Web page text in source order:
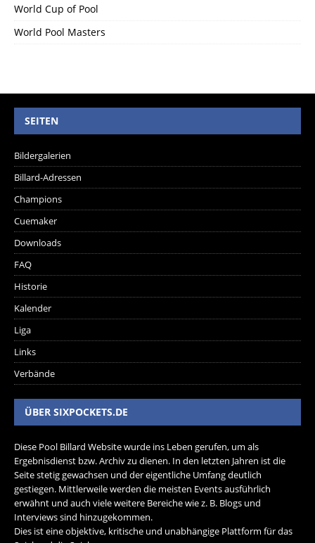
World Cup of Pool
World Pool Masters
SEITEN
Bildergalerien
Billard-Adressen
Champions
Cuemaker
Downloads
FAQ
Historie
Kalender
Liga
Links
Verbände
ÜBER SIXPOCKETS.DE
Diese Pool Billard Website wurde ins Leben gerufen, um als
Ergebnisdienst bzw. Archiv zu dienen. In den letzten Jahren ist die
Seite stetig gewachsen und der eigentliche Umfang deutlich
gestiegen. Mittlerweile werden die meisten Events ausführlich
erwähnt und auch viele weitere Bereiche wie z. B. Blogs und
Interviews sind hinzugekommen.
Dies ist eine objektive, kritische und unabhängige Plattform für das